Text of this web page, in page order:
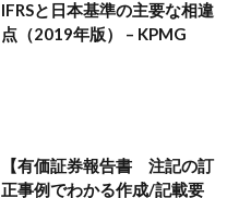
IFRSと日本基準の主要な相違
点（2019年版） – KPMG
【有価証券報告書 注記の訂
正事例でわかる作成/記載要